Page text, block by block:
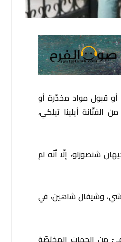
أو قبول مواد مخدّرة أو
أيلينا تيلكي،
شنصوزلو، إلّا أنّه لم
وشيفال شاهين، في
من الجهات المختصّة